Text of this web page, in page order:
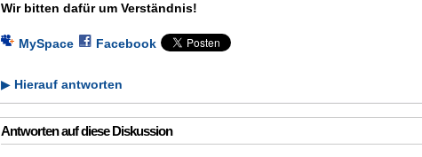
Wir bitten dafür um Verständnis!
MySpace Facebook
▶ Hierauf antworten
Antworten auf diese Diskussion